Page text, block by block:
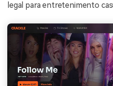
legal para entretenimento